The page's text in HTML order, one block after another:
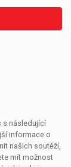
s následující
informace o
našich soutěží,
mít možnost